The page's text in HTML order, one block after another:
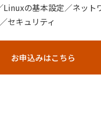
Linuxの基本設定／ネッ
セキュリティ
お申込みはこちら